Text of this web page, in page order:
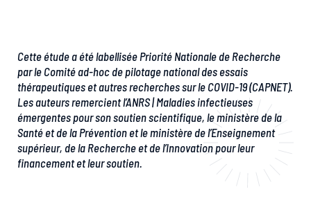
Cette étude a été labellisée Priorité Nationale de Recherche
par le Comité ad-hoc de pilotage national des essais
thérapeutiques et autres recherches sur le COVID-19 (CAPNET).
Les auteurs remercient l’ANRS | Maladies infectieuses
émergentes pour son soutien scientifique, le ministère de la
Santé et de la Prévention et le ministère de l’Enseignement
supérieur, de la Recherche et de l’Innovation pour leur
financement et leur soutien.